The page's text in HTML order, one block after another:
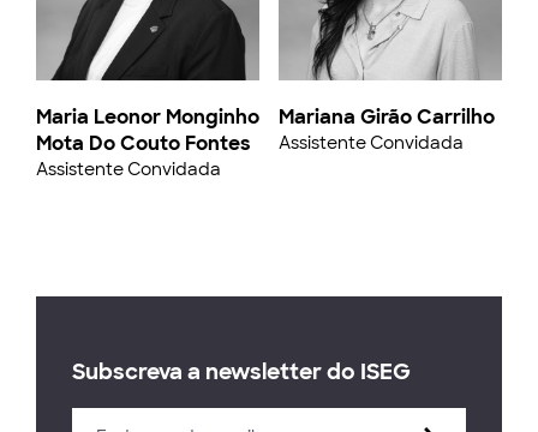
Maria Leonor Monginho
Mota Do Couto Fontes
Assistente Convidada
Mariana Girão Carrilho
Assistente Convidada
Subscreva a newsletter do ISEG